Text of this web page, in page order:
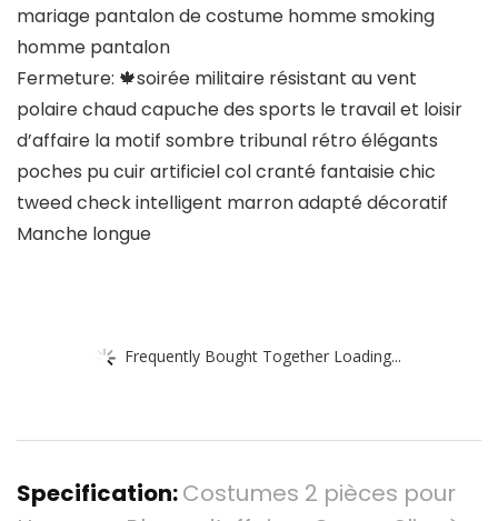
mariage pantalon de costume homme smoking
homme pantalon
Fermeture: 🍁soirée militaire résistant au vent
polaire chaud capuche des sports le travail et loisir
d’affaire la motif sombre tribunal rétro élégants
poches pu cuir artificiel col cranté fantaisie chic
tweed check intelligent marron adapté décoratif
Manche longue
Frequently Bought Together Loading...
Specification:Costumes 2 pièces pour